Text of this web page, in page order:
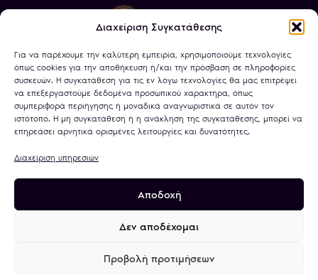
Διαχείριση Συγκατάθεσης
Για να παρέχουμε την καλύτερη εμπειρία, χρησιμοποιούμε τεχνολογίες
όπως cookies για την αποθήκευση ή/και την πρόσβαση σε πληροφορίες
συσκευών. Η συγκατάθεση για τις εν λόγω τεχνολογίες θα μας επιτρέψει
να επεξεργαστούμε δεδομένα προσωπικού χαρακτήρα, όπως
συμπεριφορά περιήγησης ή μοναδικά αναγνωριστικά σε αυτόν τον
ιστότοπο. Η μη συγκατάθεση ή η ανάκληση της συγκατάθεσης, μπορεί να
επηρεάσει αρνητικά ορισμένες λειτουργίες και δυνατότητες.
Διαχείριση υπηρεσιών
Αποδοχή
Δεν αποδέχομαι
Προβολή προτιμήσεων
Πολιτική Απορρήτου
Όροι Χρήσης
Χρήση Cookies
Τραπεζικοί Λογαριασμοί